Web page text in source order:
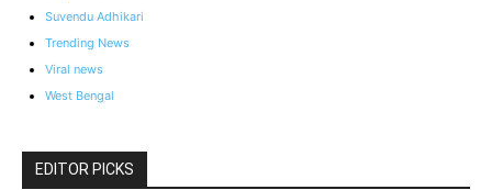
Suvendu Adhikari
Trending News
Viral news
West Bengal
EDITOR PICKS